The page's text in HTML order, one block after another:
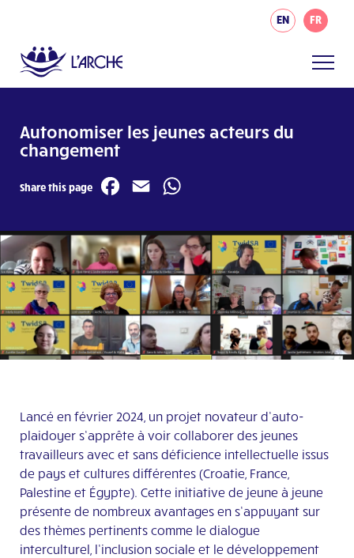
EN FR
Autonomiser les jeunes acteurs du
changement
Share this page Facebook
Email
Lancé en février 2024, un projet novateur d’auto-
plaidoyer s’apprête à voir collaborer des jeunes
travailleurs avec et sans déficience intellectuelle issus
de pays et cultures différentes (Croatie, France,
Palestine et Égypte). Cette initiative de jeune à jeune
présente de nombreux avantages en s’appuyant sur
des thèmes pertinents comme le dialogue
interculturel, l’inclusion sociale et le développement